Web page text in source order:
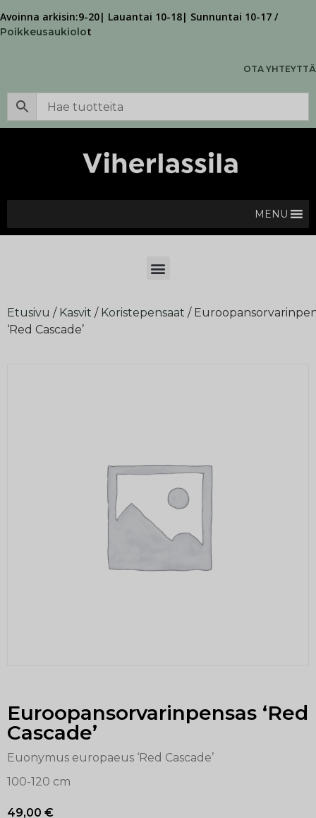
Avoinna arkisin:9-20| Lauantai 10-18| Sunnuntai 10-17 /
Poikkeusaukiolot
OTA YHTEYTTÄ
MENU
Etusivu / Kasvit / Koristepensaat /
‘Red Cascade’
Euroopansorvarinpensas ‘Red
Cascade’
Euonymus europaeus ‘Red Cascade’
100-120 cm
49,00 €